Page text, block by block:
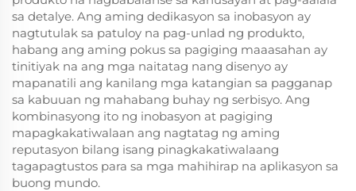
sa detalye. Ang aming dedikasyon sa inobasyon ay
nagtutulak sa patuloy na pag-unlad ng produkto,
habang ang aming pokus sa pagiging maaasahan ay
tinitiyak na ang mga naitatag nang disenyo ay
mapanatili ang kanilang mga katangian sa pagganap
sa kabuuan ng mahabang buhay ng serbisyo. Ang
kombinasyong ito ng inobasyon at pagiging
mapagkakatiwalaan ang nagtatag ng aming
reputasyon bilang isang pinagkakatiwalaang
tagapagtustos para sa mga mahihirap na aplikasyon sa
buong mundo.